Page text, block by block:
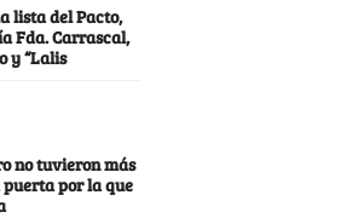
lista del Pacto,
Fda. Carrascal,
y “Lalis
no tuvieron más
por la que